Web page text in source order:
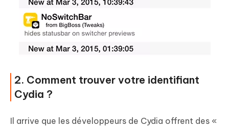
2. Comment trouver votre identifiant
Cydia ?
Il arrive que les développeurs de Cydia offrent des «